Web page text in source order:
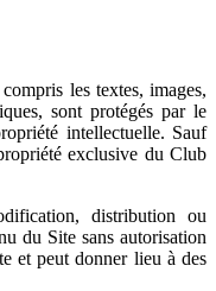
les textes, images,
sont protégés par le
intellectuelle. Sauf
exclusive du Club
distribution ou
du Site sans autorisation
et peut donner lieu à des